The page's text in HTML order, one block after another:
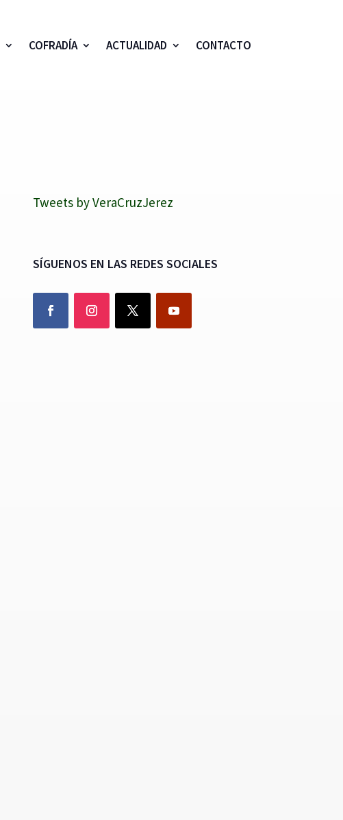
COFRADÍA ACTUALIDAD CONTACTO
Tweets by VeraCruzJerez
SÍGUENOS EN LAS REDES SOCIALES